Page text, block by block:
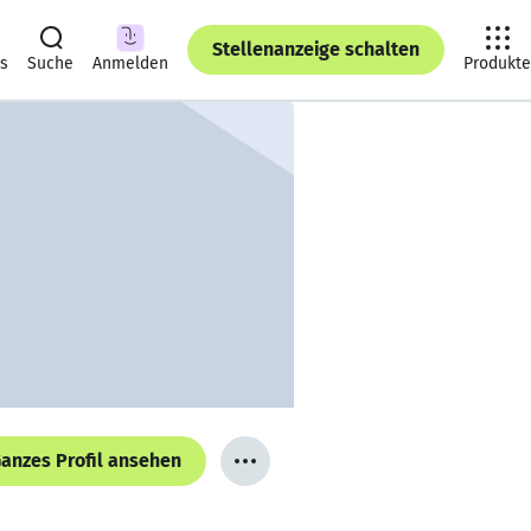
Suche Anmelden
Stellenanzeige schalten
Produkte
Profil ansehen